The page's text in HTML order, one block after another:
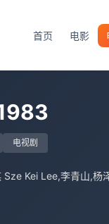
首页 电影
电视剧
Sze Kei Lee,李青山,杨